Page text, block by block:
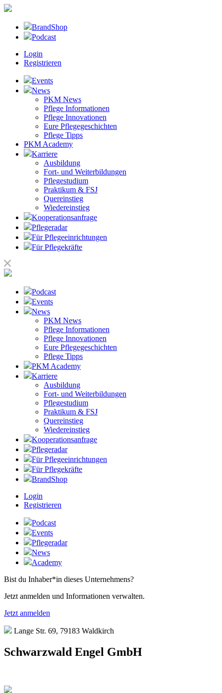
BrandShop
Podcast
Login
Registrieren
Events
News
PKM News
Pflege Informationen
Pflege Innovationen
Eure Pflegegeschichten
Pflege Tipps
PKM Academy
Karriere
Ausbildung
Fort- und Weiterbildungen
Pflegestudium
Praktikum & FSJ
Quereinstieg
Wiedereinstieg
Kooperationsanfrage
Pflegeradar
Für Pflegeeinrichtungen
Für Pflegekräfte
Podcast
Events
News
PKM News
Pflege Informationen
Pflege Innovationen
Eure Pflegegeschichten
Pflege Tipps
PKM Academy
Karriere
Ausbildung
Fort- und Weiterbildungen
Pflegestudium
Praktikum & FSJ
Quereinstieg
Wiedereinstieg
Kooperationsanfrage
Pflegeradar
Für Pflegeeinrichtungen
Für Pflegekräfte
BrandShop
Login
Registrieren
Podcast
Events
Pflegeradar
News
Academy
Bist du Inhaber*in dieses Unternehmens?
Jetzt anmelden und Informationen verwalten.
Jetzt anmelden
Lange Str. 69, 79183 Waldkirch
Schwarzwald Engel GmbH